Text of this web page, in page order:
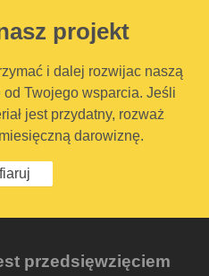
projekt
i dalej rozwijac naszą
od Twojego wsparcia. Jeśli
jest przydatny, rozważ
darowiznę.
przedsięwzięciem